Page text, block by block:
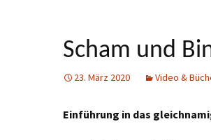
Scham und
23. März 2020 Video &
Einführung in das